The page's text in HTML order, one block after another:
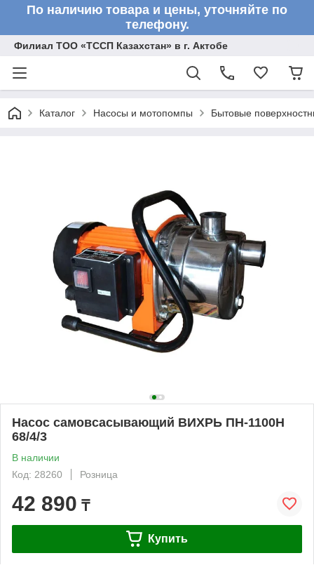
По наличию товара и цены, уточняйте по
телефону.
Филиал ТОО «ТССП Казахстан» в г. Актобе
Каталог Насосы и мотопомпы Бытовые
Насос самовсасывающий ВИХРЬ ПН-1100Н
68/4/3
В наличии
Код: 28260
Розница
42 890 ₸
Купить